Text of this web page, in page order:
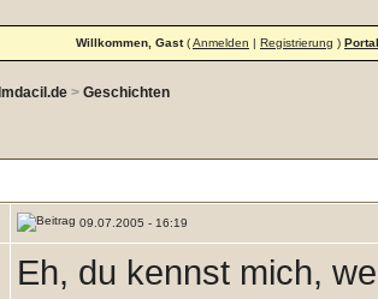
Willkommen, Gast(Anmelden | Registrierung ) Portal
Imdacil.de> Geschichten
09.07.2005 - 16:19
Eh, du kennst mich,